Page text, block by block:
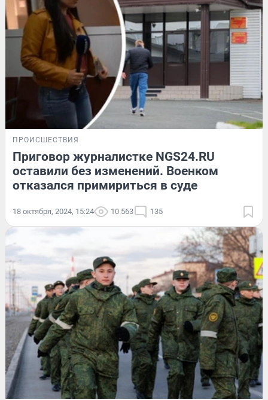
ПРОИСШЕСТВИЯ
Приговор журналистке NGS24.RU
оставили без изменений. Военком
отказался примириться в суде
18 октября, 2024, 15:24 10 563 135